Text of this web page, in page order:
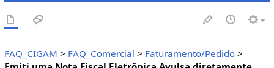
FAQ_CIGAM > FAQ_Comercial > Faturamento/Pedido>